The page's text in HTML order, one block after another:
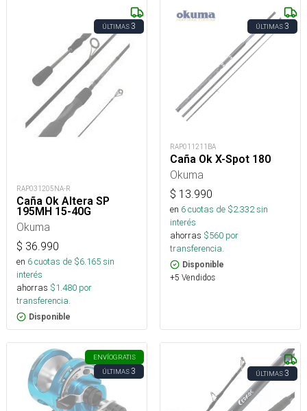
ÚLTIMAS3
RAP031205NA-R
Caña Ok Altera SP
195MH 15-40G
Okuma
$ 36.990
en 6cuotas de $6.165sin
interés
ahorras $1.480 por
transferencia.
Disponible
ÚLTIMAS3
RAP011211BA
Caña Ok X-Spot 180
Okuma
$ 13.990
en 6cuotas de $2.332sin
interés
ahorras $560 por
transferencia.
Disponible
+5 Vendidos
ENVÍOGRATIS
ÚLTIMAS3 ÚLTIMAS3